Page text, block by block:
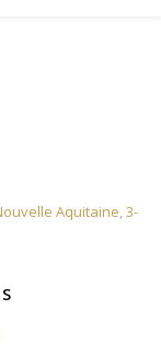
Aquitaine,3-